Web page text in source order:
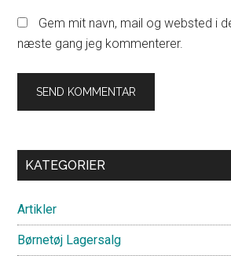
Gem mit navn, mail og websted i
næste gang jeg kommenterer.
Primary
KATEGORIER
Artikler
Børnetøj Lagersalg